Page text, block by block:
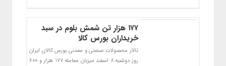
۱۷۷ هزار تن شمش بلوم در سبد
خریداران بورس کالا
تالار محصولات صنعتی و معدنی بورس کالای ایران
روز دوشنبه ۸ اسفند میزبان معامله ۱۷۷ هزار و ۶۰۰